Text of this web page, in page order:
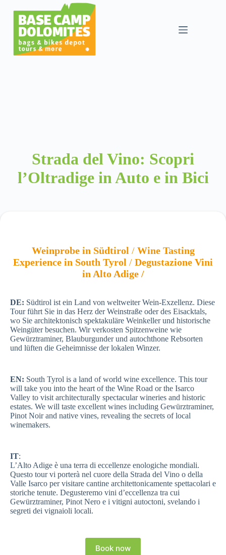
contenuto
Strada del Vino: Scopri
l’Oltradige in Auto e in Bici
Weinprobe in Südtirol / Wine Tasting
Experience in South Tyrol / Degustazione Vini
in Alto Adige /
DE: Südtirol ist ein Land von weltweiter Wein-Exzellenz. Diese
Tour führt Sie in das Herz der Weinstraße oder des Eisacktals,
wo Sie architektonisch spektakuläre Weinkeller und historische
Weingüter besuchen. Wir verkosten Spitzenweine wie
Gewürztraminer, Blauburgunder und autochthone Rebsorten
und lüften die Geheimnisse der lokalen Winzer.
EN: South Tyrol is a land of world wine excellence. This tour
will take you into the heart of the Wine Road or the Isarco
Valley to visit architecturally spectacular wineries and historic
estates. We will taste excellent wines including Gewürztraminer,
Pinot Noir and native vines, revealing the secrets of local
winemakers.
IT:
L’Alto Adige è una terra di eccellenze enologiche mondiali.
Questo tour vi porterà nel cuore della Strada del Vino o della
Valle Isarco per visitare cantine architettonicamente spettacolari e
storiche tenute. Degusteremo vini d’eccellenza tra cui
Gewürztraminer, Pinot Nero e i vitigni autoctoni, svelando i
segreti dei vignaioli locali.
Book now